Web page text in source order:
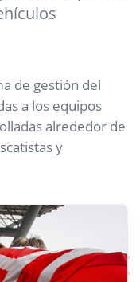
de gestión del
a los equipos
alrededor de
y